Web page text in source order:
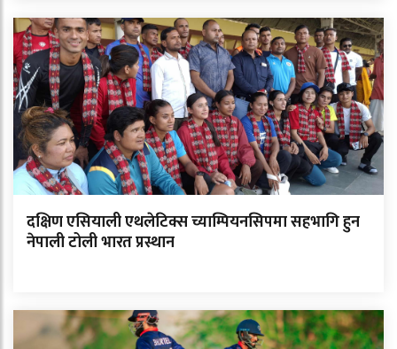
दक्षिण एसियाली एथलेटिक्स च्याम्पियनसिपमा सहभागि हुन
नेपाली टोली भारत प्रस्थान